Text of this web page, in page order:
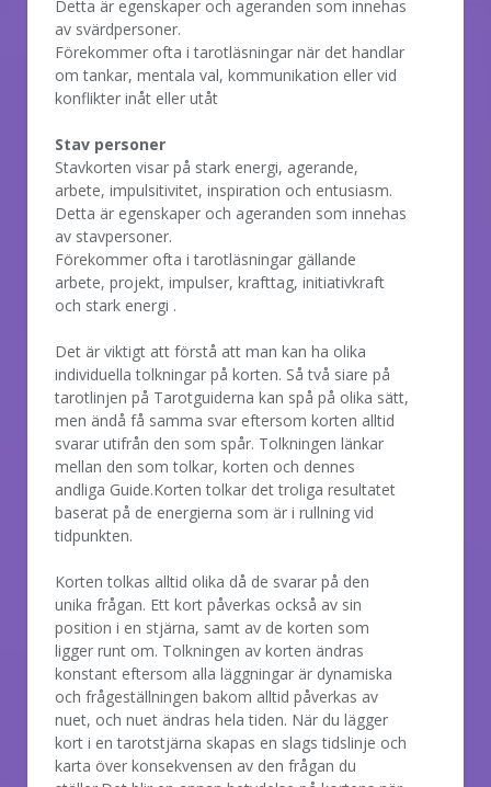
Detta är egenskaper och ageranden som innehas
av svärdpersoner.
Förekommer ofta i tarotläsningar när det handlar
om tankar, mentala val, kommunikation eller vid
konflikter inåt eller utåt
Stav personer
Stavkorten visar på stark energi, agerande,
arbete, impulsitivitet, inspiration och entusiasm.
Detta är egenskaper och ageranden som innehas
av stavpersoner.
Förekommer ofta i tarotläsningar gällande
arbete, projekt, impulser, krafttag, initiativkraft
och stark energi .
Det är viktigt att förstå att man kan ha olika
individuella tolkningar på korten. Så två siare på
tarotlinjen på Tarotguiderna kan spå på olika sätt,
men ändå få samma svar eftersom korten alltid
svarar utifrån den som spår. Tolkningen länkar
mellan den som tolkar, korten och dennes
andliga Guide.Korten tolkar det troliga resultatet
baserat på de energierna som är i rullning vid
tidpunkten.
Korten tolkas alltid olika då de svarar på den
unika frågan. Ett kort påverkas också av sin
position i en stjärna, samt av de korten som
ligger runt om. Tolkningen av korten ändras
konstant eftersom alla läggningar är dynamiska
och frågeställningen bakom alltid påverkas av
nuet, och nuet ändras hela tiden. När du lägger
kort i en tarotstjärna skapas en slags tidslinje och
karta över konsekvensen av den frågan du